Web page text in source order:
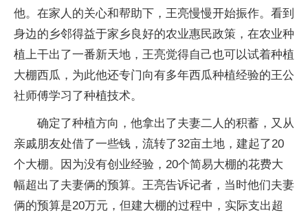
他。在家人的关心和帮助下，王亮慢慢开始振作。看到
身边的乡邻得益于家乡良好的农业惠民政策，在农业种
植上干出了一番新天地，王亮觉得自己也可以试着种植
大棚西瓜，为此他还专门向有多年西瓜种植经验的王公
社师傅学习了种植技术。
确定了种植方向，他拿出了夫妻二人的积蓄，又从
亲戚朋友处借了一些钱，流转了32亩土地，建起了20
个大棚。因为没有创业经验，20个简易大棚的花费大
幅超出了夫妻俩的预算。王亮告诉记者，当时他们夫妻
俩的预算是20万元，但建大棚的过程中，实际支出超